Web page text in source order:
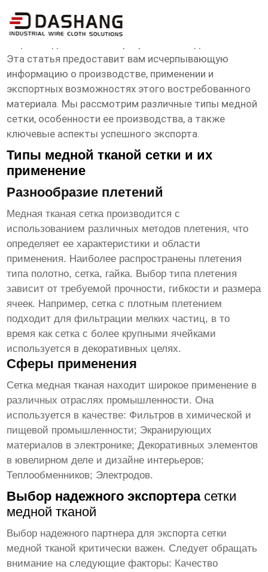
сетка медная тканая Экспортер
Эта статья предоставит вам исчерпывающую
информацию о производстве, применении и
экспортных возможностях этого востребованного
материала. Мы рассмотрим различные типы медной
сетки, особенности ее производства, а также
ключевые аспекты успешного экспорта.
Типы медной тканой сетки и их
применение
Разнообразие плетений
Медная тканая сетка производится с
использованием различных методов плетения, что
определяет ее характеристики и области
применения. Наиболее распространены плетения
типа полотно, сетка, гайка. Выбор типа плетения
зависит от требуемой прочности, гибкости и размера
ячеек. Например, сетка с плотным плетением
подходит для фильтрации мелких частиц, в то
время как сетка с более крупными ячейками
используется в декоративных целях.
Сферы применения
Сетка медная тканая находит широкое применение в
различных отраслях промышленности. Она
используется в качестве: Фильтров в химической и
пищевой промышленности; Экранирующих
материалов в электронике; Декоративных элементов
в ювелирном деле и дизайне интерьеров;
Теплообменников; Электродов.
Выбор надежного экспортера сетки
медной тканой
Выбор надежного партнера для экспортасетки
медной тканой критически важен. Следует обращать
внимание на следующие факторы: Качество